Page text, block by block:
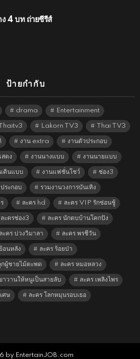
4 บท ถ่ายซีรีส์
ป้ายกำกับ
drama Entertainment
Lakorn TV3 Thai TV3
งาน extra งานตัวประกอบ
ดง งานนางแบบ งานนายแบบ
เดินแบบ งานแฟชั่นโชว์ ช่อง3
ระกอบ รวมงานวงการบันเทิง
ละคร hd ละคร VIP รักซ่อนชู้
ละครช่อง3 ละคร นักตบบ้านโคกปัง
ละคร บ่วงวิมาลา ละคร พรชีวัน
อนหลัง ละคร ร้อยป่า
กผู้ชายไม้ตะพด ละคร หมอหลวง
าวานให้หนูเป็นสายลับ ละคร เพลิงไพร
ศษ ละคร โลกหมุนรอบเธอ
by EntertainJOB.com